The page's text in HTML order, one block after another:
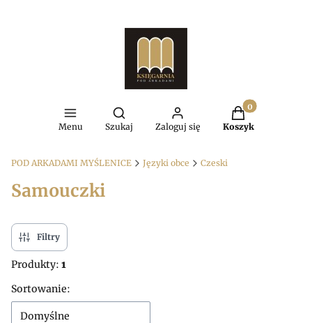
Menu
Otwórz wyszukiwarkę
Szukaj Zaloguj się
Produkty w
Koszyk
POD ARKADAMI MYŚLENICE Języki obce Czeski
Samouczki
Filtry
Produkty: 1
Lista produktów
Sortowanie:
Domyślne